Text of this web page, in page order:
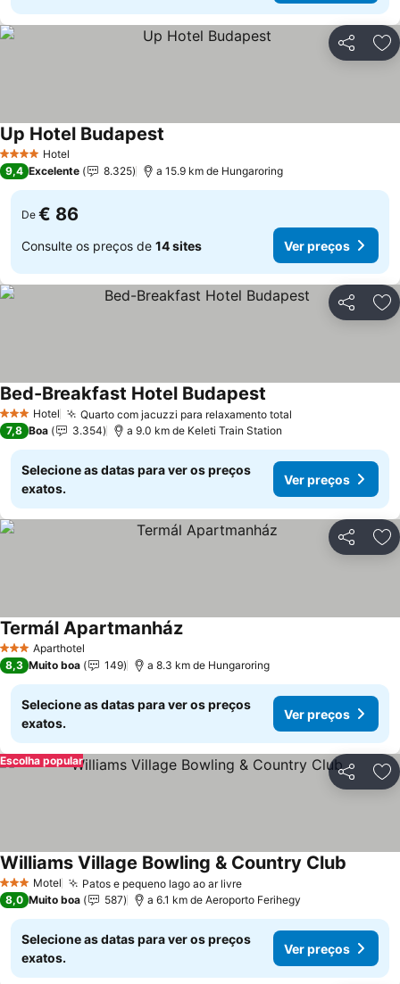
Partilhar
4 EstrelasHotel
Up Hotel Budapest
9,4 Excelente 8.325 a 15.9 km de Hungaroring
De € 86
Consulte os preços de 14 sites Ver preços
Partilhar
3 EstrelasHotel Quarto com jacuzzi para relaxamento total
Bed-Breakfast Hotel Budapest
7,8 Boa 3.354 a 9.0 km de Keleti Train Station
Selecione as datas para ver os preços
exatos.
Ver preços
Partilhar
3 EstrelasAparthotel
Termál ApartmanházVer preços
8,3 Muito boa 149 a 8.3 km de Hungaroring
Selecione as datas para ver os preços
exatos.
Ver preços
Partilhar
Escolha popular
3 EstrelasMotel Patos e pequeno lago ao ar livreVer preços
Williams Village Bowling & Country Club
8,0 Muito boa 587 a 6.1 km de Aeroporto Ferihegy
Selecione as datas para ver os preços
exatos.
Ver preços